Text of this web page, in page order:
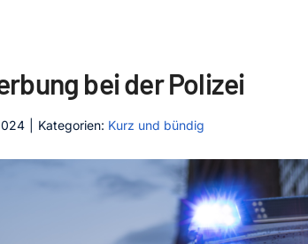
bei der Polizei
Kategorien: Kurz und bündig